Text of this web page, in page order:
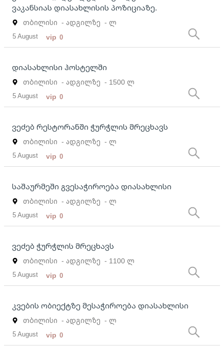
ვაკანსიას დიასახლისის პოზიციაზე.
თბილისი - ადგილზე - ლ
5 August vip 0
დიასახლისი ჰოსტელში
თბილისი - ადგილზე - 1500 ლ
5 August vip 0
ვეძებ რესტორანში ჭურჭლის მრეცხავს
თბილისი - ადგილზე - ლ
5 August vip 0
საშაურმეში გვესაჭიროება დიასახლისი
თბილისი - ადგილზე - ლ
5 August vip 0
ვეძებ ჭურჭლის მრეცხავს
თბილისი - ადგილზე - 1100 ლ
5 August vip 0
კვების ობიექტზე მესაჭიროება დიასახლისი
თბილისი - ადგილზე - ლ
5 August vip 0